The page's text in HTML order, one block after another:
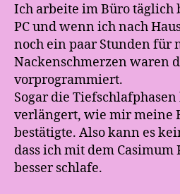
Ich arbeite im Büro täglich
PC und wenn ich nach
noch ein paar Stunden für
Nackenschmerzen waren
vorprogrammiert.
Sogar die
verlängert, wie mir meine
bestätigte. Also kann es
dass ich mit dem Casimum
besser schlafe.